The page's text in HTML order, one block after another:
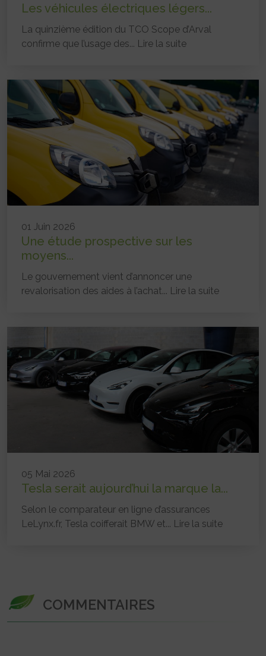
Les véhicules électriques légers...
La quinzième édition du TCO Scope d’Arval
confirme que l’usage des... Lire la suite
01 Juin 2026
Une étude prospective sur les
moyens...
Le gouvernement vient d’annoncer une
revalorisation des aides à l’achat... Lire la suite
05 Mai 2026
Tesla serait aujourd’hui la marque la...
Selon le comparateur en ligne d’assurances
LeLynx.fr, Tesla coifferait BMW et... Lire la suite
COMMENTAIRES